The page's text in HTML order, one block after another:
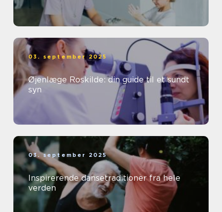
03. september 2025
Øjenlæge Roskilde: din guide til et sundt
syn
03. september 2025
Inspirerende dansetraditioner fra hele
verden